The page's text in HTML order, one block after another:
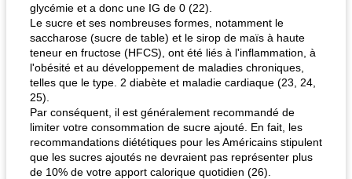
glycémie et a donc une IG de 0 (22).
Le sucre et ses nombreuses formes, notamment le
saccharose (sucre de table) et le sirop de maïs à haute
teneur en fructose (HFCS), ont été liés à l'inflammation, à
l'obésité et au développement de maladies chroniques,
telles que le type. 2 diabète et maladie cardiaque (23, 24,
25).
Par conséquent, il est généralement recommandé de
limiter votre consommation de sucre ajouté. En fait, les
recommandations diététiques pour les Américains stipulent
que les sucres ajoutés ne devraient pas représenter plus
de 10% de votre apport calorique quotidien (26).